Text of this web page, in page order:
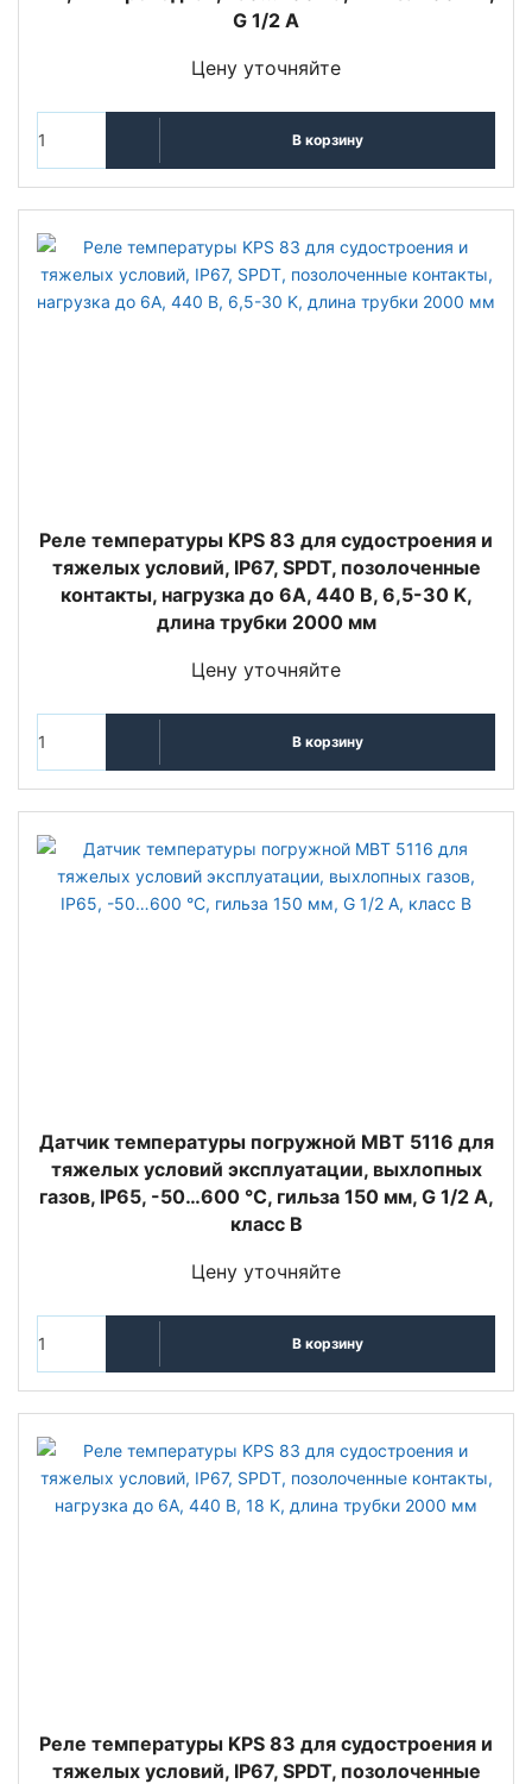
G 1/2 А
Цену уточняйте
В корзину
Реле температуры KPS 83 для судостроения и
тяжелых условий, IP67, SPDT, позолоченные
контакты, нагрузка до 6А, 440 В, 6,5-30 K,
длина трубки 2000 мм
Цену уточняйте
В корзину
Датчик температуры погружной MBT 5116 для
тяжелых условий эксплуатации, выхлопных
газов, IP65, -50…600 °C, гильза 150 мм, G 1/2 A,
класс B
Цену уточняйте
В корзину
Реле температуры KPS 83 для судостроения и
тяжелых условий, IP67, SPDT, позолоченные